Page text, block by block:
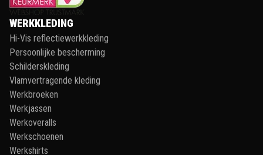
WERKKLEDING
Hi-Vis reflectiewerkkleding
Persoonlijke bescherming
Schilderskleding
Vlamvertragende kleding
Werkbroeken
Werkjassen
Werkoveralls
Werkschoenen
Werkshirts